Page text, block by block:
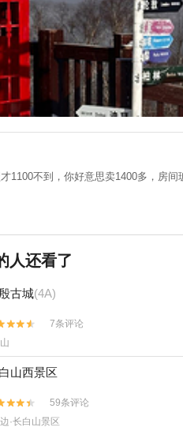
1100不到，你好意思卖1400多，房
人还看了
古城(4A)
7条评论
山西景区
59条评论
·长白山景区